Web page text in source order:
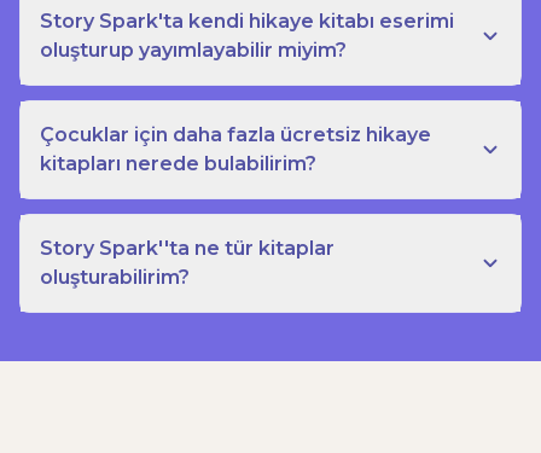
Story Spark'ta kendi hikaye kitabı eserimi
oluşturup yayımlayabilir miyim?
Çocuklar için daha fazla ücretsiz hikaye
kitapları nerede bulabilirim?
Story Spark''ta ne tür kitaplar
oluşturabilirim?